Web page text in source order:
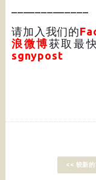
请加入我们的
浪微博获取最
sgnypost
<< 较新的